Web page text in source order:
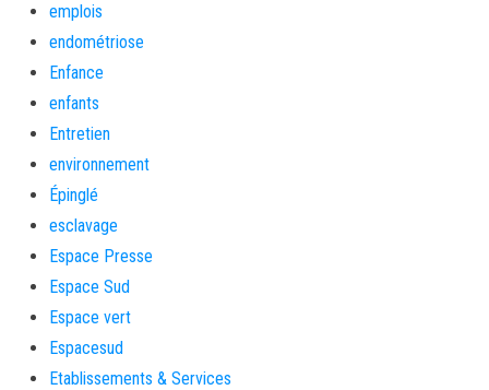
emplois
endométriose
Enfance
enfants
Entretien
environnement
Épinglé
esclavage
Espace Presse
Espace Sud
Espace vert
Espacesud
Etablissements & Services